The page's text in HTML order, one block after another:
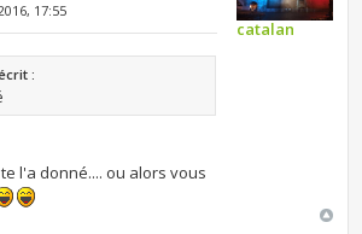
17:55
:
l'a donné.... ou alors vous
catalan